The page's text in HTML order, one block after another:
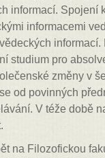
informací. Spojení
informacemi
studium pro
změny v
od povinných
V téže době
na Filozofickou